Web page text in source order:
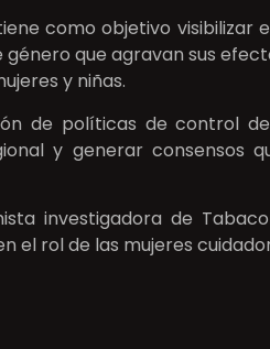
como objetivo
que agravan sus
y niñas.
de políticas de control
y generar consensos
investigadora de
el rol de las mujeres